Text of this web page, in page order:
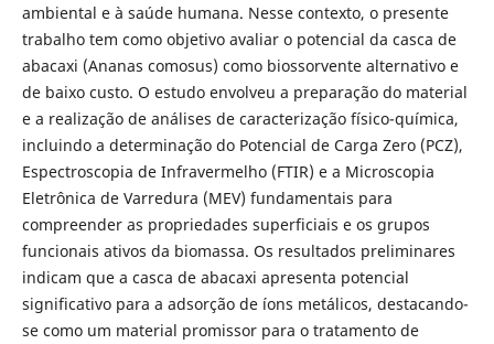
ambiental e à saúde humana. Nesse contexto, o presente
trabalho tem como objetivo avaliar o potencial da casca de
abacaxi (Ananas comosus) como biossorvente alternativo e
de baixo custo. O estudo envolveu a preparação do material
e a realização de análises de caracterização físico-química,
incluindo a determinação do Potencial de Carga Zero (PCZ),
Espectroscopia de Infravermelho (FTIR) e a Microscopia
Eletrônica de Varredura (MEV) fundamentais para
compreender as propriedades superficiais e os grupos
funcionais ativos da biomassa. Os resultados preliminares
indicam que a casca de abacaxi apresenta potencial
significativo para a adsorção de íons metálicos, destacando-
se como um material promissor para o tratamento de